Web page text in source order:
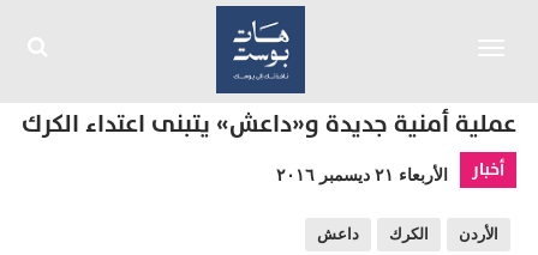
عملية أمنية جديدة و«داعش» يتبنى اعتداء الكرك
أخبار الأربعاء ٢١ ديسمبر ٢٠١٦
الأردن الكرك داعش